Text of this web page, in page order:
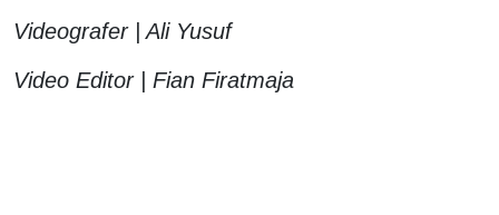
Videografer | Ali Yusuf
Video Editor | Fian Firatmaja